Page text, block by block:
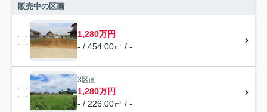
販売中の区画
1,280万円
- / 454.00㎡ / -
3区画
1,280万円
- / 226.00㎡ / -